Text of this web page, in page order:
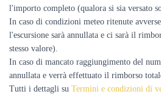
l'importo completo (qualora si sia versato
In caso di condizioni meteo ritenute
l'escursione sarà annullata e ci sarà il
stesso valore).
In caso di mancato raggiungimento del
annullata e verrà effettuato il rimborso
Tutti i dettagli su Termini e condizioni di